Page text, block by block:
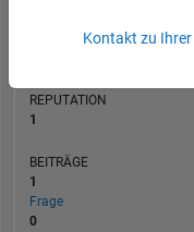
REPUTATION
1
BEITRÄGE
1
Frage
0
Kontakt zu